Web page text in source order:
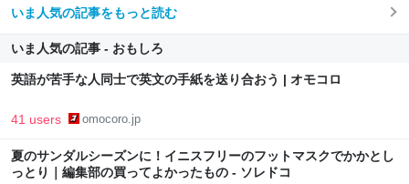
いま人気の記事をもっと読む
いま人気の記事 - おもしろ
英語が苦手な人同士で英文の手紙を送り合おう | オモコロ
41 users omocoro.jp
夏のサンダルシーズンに！イニスフリーのフットマスクでかかとし
っとり｜編集部の買ってよかったもの - ソレドコ